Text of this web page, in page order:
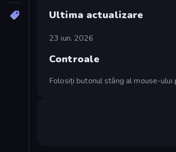
Ultima actualizare
23 iun. 2026
Controale
Folosiți butonul stâng al mouse-ului